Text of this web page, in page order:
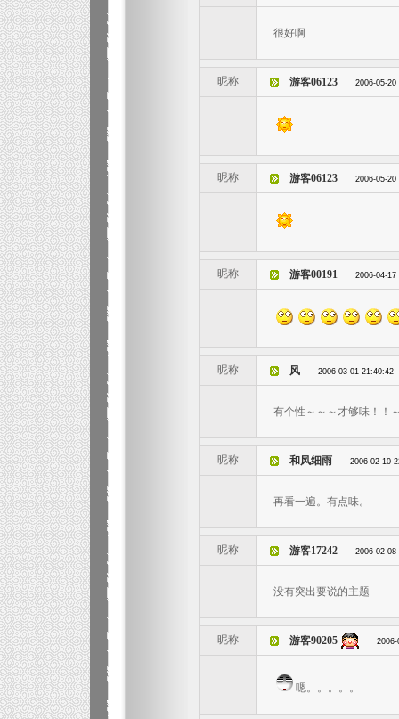
很好啊
昵称 游客06123 2006-05-20
昵称 游客06123 2006-05-20
昵称 游客00191 2006-04-17
昵称 风 2006-03-01 21:40:42
有个性～～～才够味！！
昵称 和风细雨 2006-02-10
再看一遍。有点味。
昵称 游客17242 2006-02-08
没有突出要说的主题
昵称 游客90205 2006-
嗯。。。。。